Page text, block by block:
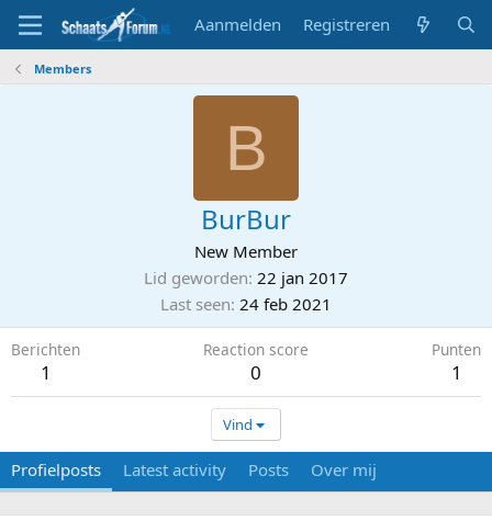
Aanmelden Registreren
Members
B
BurBur
New Member
Lid geworden 22 jan 2017
Last seen 24 feb 2021
Berichten
1
Reaction score
0
Punten
1
Vind
Profielposts Latest activity Posts Over mij